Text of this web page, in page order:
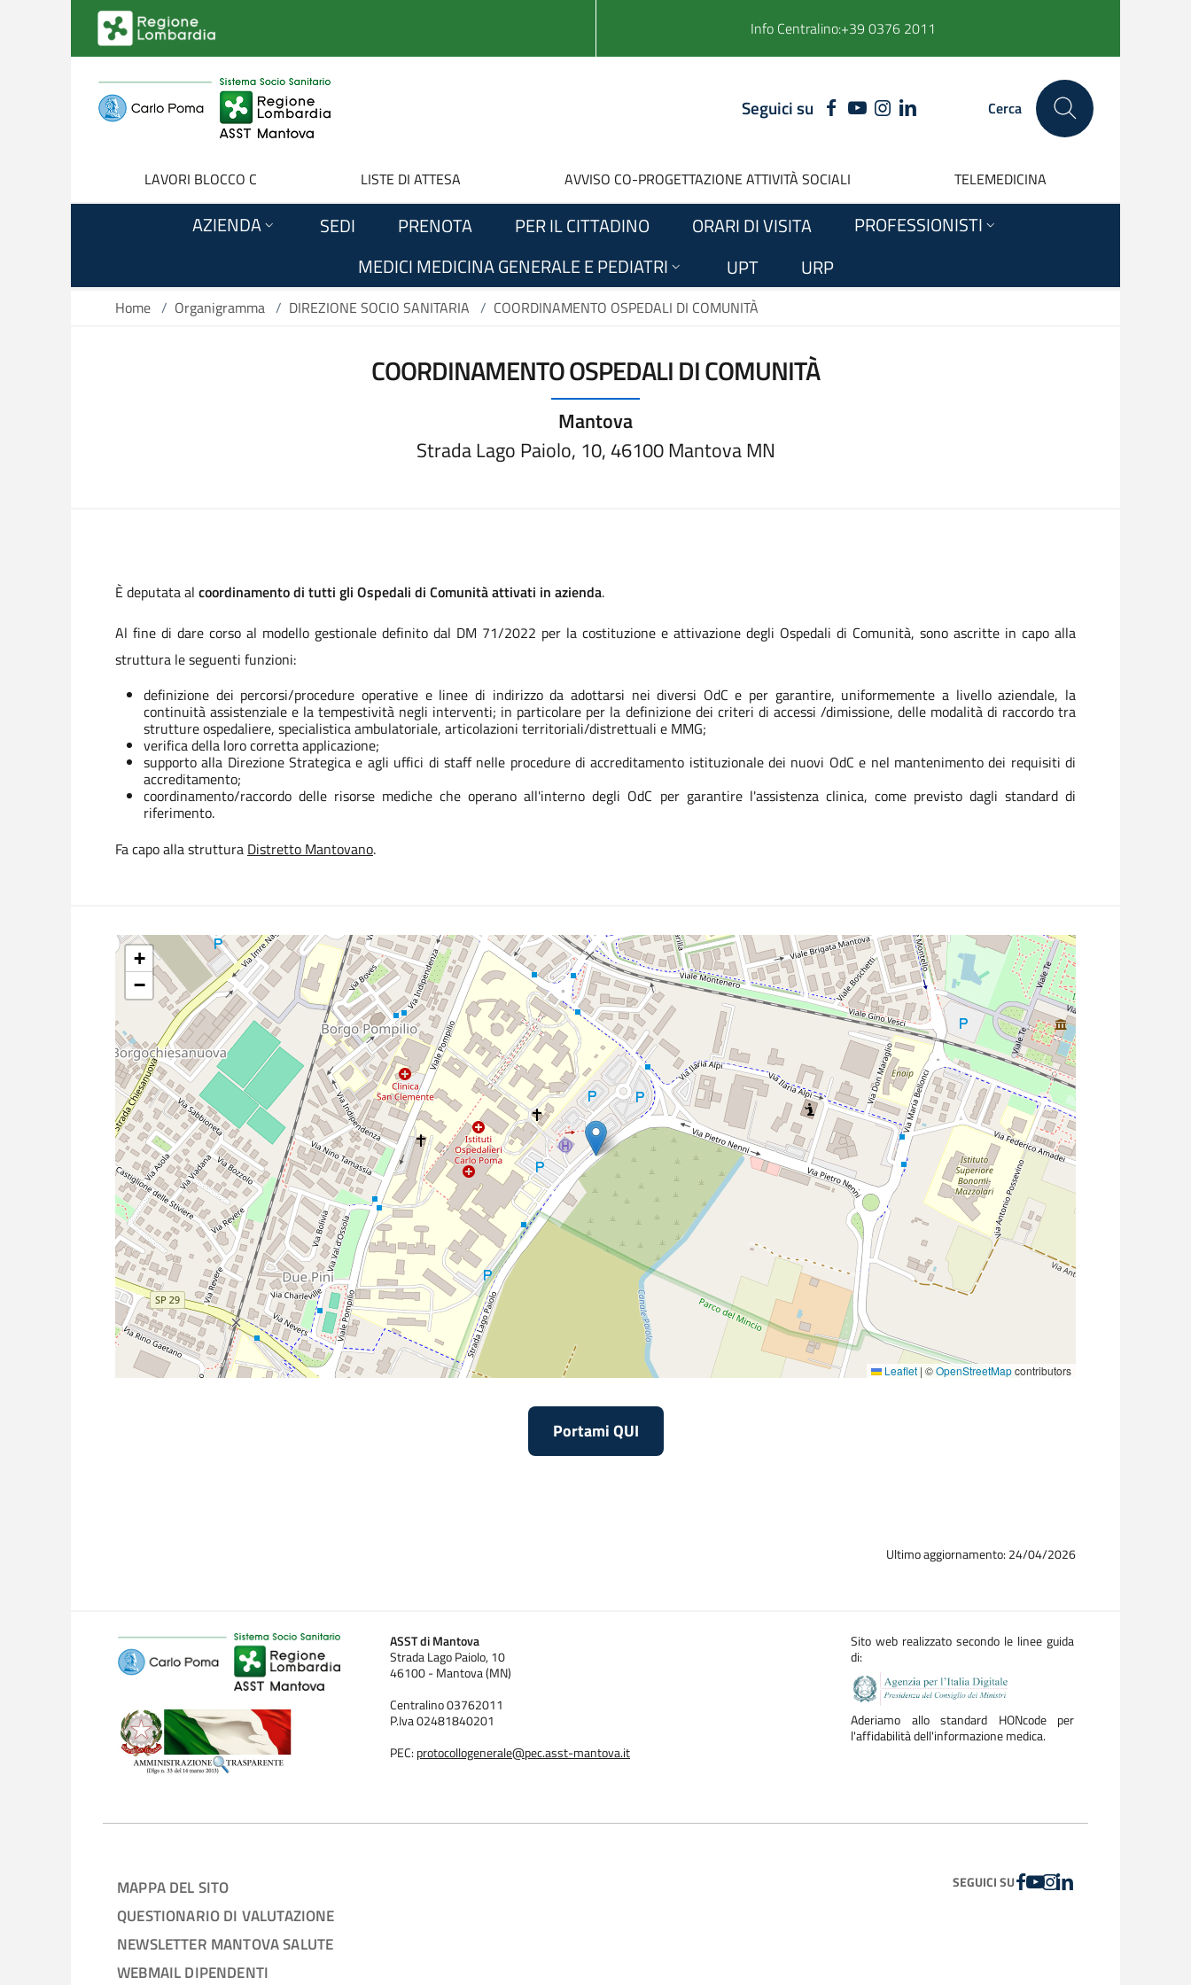
Salta al contenuto principale
Info Centralino:+39 0376 2011
Seguici suFACEBOOK
YOUTUBE
INSTAGRAM
LINKEDIN Cerca
LAVORI BLOCCO C LISTE DI ATTESA AVVISO CO-PROGETTAZIONE ATTIVITÀ SOCIALI TELEMEDICINA
AZIENDA SEDI PRENOTA PER IL CITTADINO ORARI DI VISITA
PROFESSIONISTI
MEDICI MEDICINA GENERALE E PEDIATRI
UPT URP
Home / Organigramma / DIREZIONE SOCIO SANITARIA / COORDINAMENTO OSPEDALI DI COMUNITÀ
COORDINAMENTO OSPEDALI DI COMUNITÀ
Mantova
Strada Lago Paiolo, 10, 46100 Mantova MN
È deputata al coordinamento di tutti gli Ospedali di Comunità attivati in azienda.
Al fine di dare corso al modello gestionale definito dal DM 71/2022 per la costituzione e attivazione degli Ospedali di Comunità, sono ascritte in capo alla
struttura le seguenti funzioni:
definizione dei percorsi/procedure operative e linee di indirizzo da adottarsi nei diversi OdC e per garantire, uniformemente a livello aziendale, la
continuità assistenziale e la tempestività negli interventi; in particolare per la definizione dei criteri di accessi /dimissione, delle modalità di raccordo tra
strutture ospedaliere, specialistica ambulatoriale, articolazioni territoriali/distrettuali e MMG;
verifica della loro corretta applicazione;
supporto alla Direzione Strategica e agli uffici di staff nelle procedure di accreditamento istituzionale dei nuovi OdC e nel mantenimento dei requisiti di
accreditamento;
coordinamento/raccordo delle risorse mediche che operano all'interno degli OdC per garantire l'assistenza clinica, come previsto dagli standard di
riferimento.
Fa capo alla struttura Distretto Mantovano.
+
−
Leaflet | ©OpenStreetMapcontributors
Portami QUI
Ultimo aggiornamento: 24/04/2026
ASST di Mantova
Strada Lago Paiolo, 10
46100 - Mantova (MN)
Centralino 03762011
P.Iva 02481840201
PEC: protocollogenerale@pec.asst-mantova.it
Sito web realizzato secondo le linee guida
di:
Aderiamo allo standard HONcode per
l'affidabilità dell'informazione medica.
MAPPA DEL SITO
QUESTIONARIO DI VALUTAZIONE
NEWSLETTER MANTOVA SALUTE
WEBMAIL DIPENDENTI
SEGUICI SUFACEBOOK
YOUTUBE
INSTAGRAM
LINKEDIN